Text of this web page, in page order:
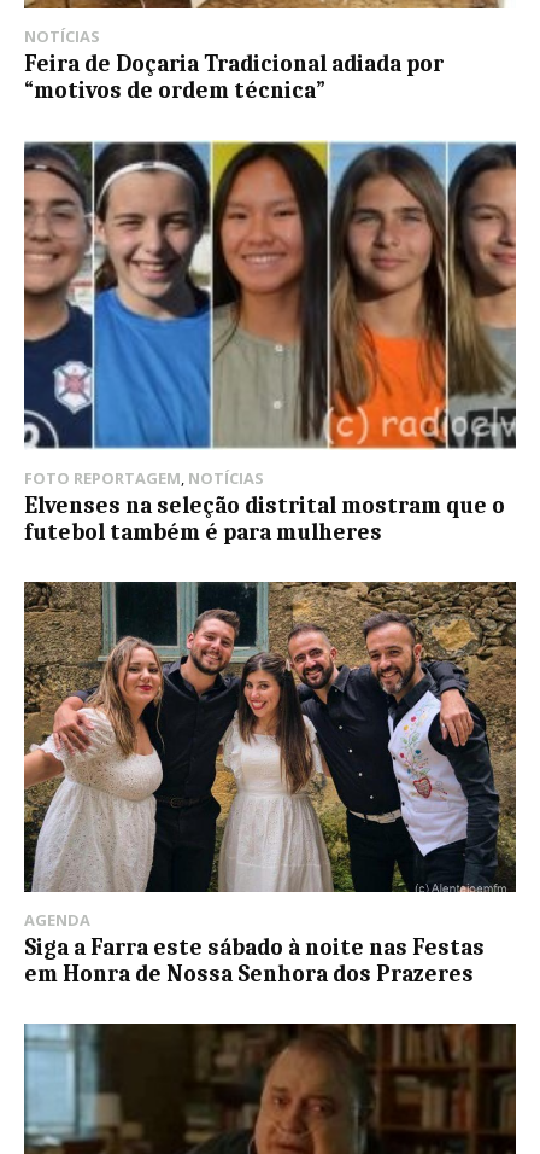
NOTÍCIAS
Feira de Doçaria Tradicional adiada por
“motivos de ordem técnica”
FOTO REPORTAGEM, NOTÍCIAS
Elvenses na seleção distrital mostram que o
futebol também é para mulheres
AGENDA
Siga a Farra este sábado à noite nas Festas
em Honra de Nossa Senhora dos Prazeres